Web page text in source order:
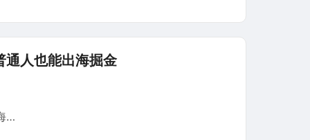
通人也能出海掘金
…